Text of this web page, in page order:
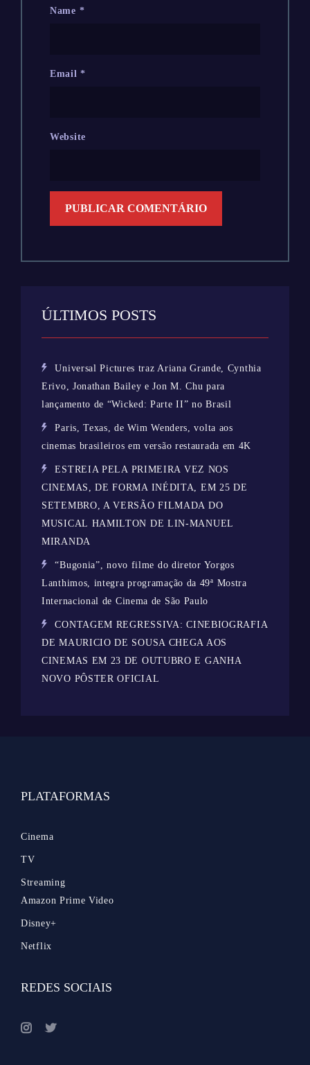
Name *
Email*
Website
ÚLTIMOS POSTS
Universal Pictures traz Ariana Grande, Cynthia
Erivo, Jonathan Bailey e Jon M. Chu para
lançamento de “Wicked: Parte II” no Brasil
Paris, Texas, de Wim Wenders, volta aos
cinemas brasileiros em versão restaurada em 4K
ESTREIA PELA PRIMEIRA VEZ NOS
CINEMAS, DE FORMA INÉDITA, EM 25 DE
SETEMBRO, A VERSÃO FILMADA DO
MUSICAL HAMILTON DE LIN-MANUEL
MIRANDA
“Bugonia”, novo filme do diretor Yorgos
Lanthimos, integra programação da 49ª Mostra
Internacional de Cinema de São Paulo
CONTAGEM REGRESSIVA: CINEBIOGRAFIA
DE MAURICIO DE SOUSA CHEGA AOS
CINEMAS EM 23 DE OUTUBRO E GANHA
NOVO PÔSTER OFICIAL
PLATAFORMAS
Cinema
TV
Streaming
Amazon Prime Video
Disney+
Netflix
REDES SOCIAIS